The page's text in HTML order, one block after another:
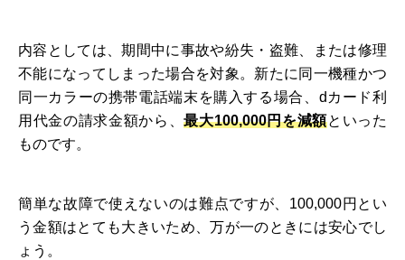
内容としては、期間中に事故や紛失・盗難、または修理
不能になってしまった場合を対象。新たに同一機種かつ
同一カラーの携帯電話端末を購入する場合、dカード利
用代金の請求金額から、最大100,000円を減額といった
ものです。
簡単な故障で使えないのは難点ですが、100,000円とい
う金額はとても大きいため、万が一のときには安心でし
ょう。